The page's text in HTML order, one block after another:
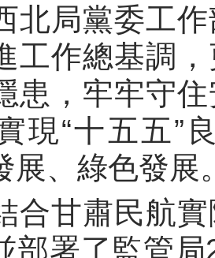
北局黨委工
工作總基調
患，牢牢守
現“十五五”
展、綠色發展
合甘肅民航
部署了監管局